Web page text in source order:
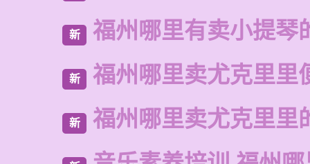
新 福州哪里有卖小提琴
新 福州哪里卖尤克里里
新 福州哪里卖尤克里里